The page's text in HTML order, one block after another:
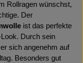
Rollragen wünschst,
Der
ist das perfekte
Durch sein
sich angenehm auf
Besonders gut